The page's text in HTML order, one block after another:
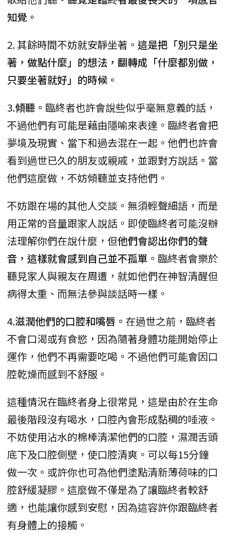
知覺。
2. 其餘時間不妨就安靜坐著。 這是把「別只是坐
著，做點什麼」的想法，翻轉成「什麼都別做，
只要坐著就好」的時候。
3.傾聽。 臨終者也許會說些似乎毫無意義的話，
不過他們有可能是藉由隱喻來表達。臨終者會把
夢境及現實、當下和過去混在一起。他們也許會
看到過世已久的朋友或親戚，並跟對方說話。當
他們這麼做，不妨傾聽並支持他們。
不妨跟在場的其他人交談。無須輕聲細語，而是
用正常的音量跟家人說話。即使臨終者可能沒辦
法理解你們在說什麼，但他們會認出你們的聲
音，這樣就會感到自己並不孤單 。臨終者會樂於
聽見家人與親友在周遭，就如他們在神智清醒但
病得太重、而無法參與談話時一樣。
4.滋潤他們的口腔和嘴唇。 在過世之前，臨終者
不會口渴或有食慾，因為隨著身體功能開始停止
運作，他們不再需要吃喝。不過他們可能會因口
腔乾燥而感到不舒服。
這種情況在臨終者身上很常見，這是由於在生命
最後階段沒有喝水，口腔內會形成黏稠的唾液。
不妨使用沾水的棉棒清潔他們的口腔，濕潤舌頭
底下及口腔側壁，使口腔清爽。可以每15分鐘
做一次。或許你也可為他們塗點清新薄荷味的口
腔舒緩凝膠。這麼做不僅是為了讓臨終者較舒
適，也能讓你感到安慰，因為這容許你跟臨終者
有身體上的接觸。